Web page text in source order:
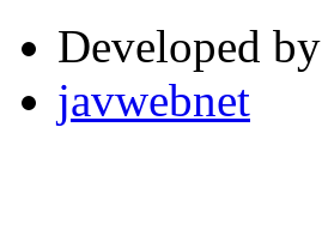
Developed by
javwebnet